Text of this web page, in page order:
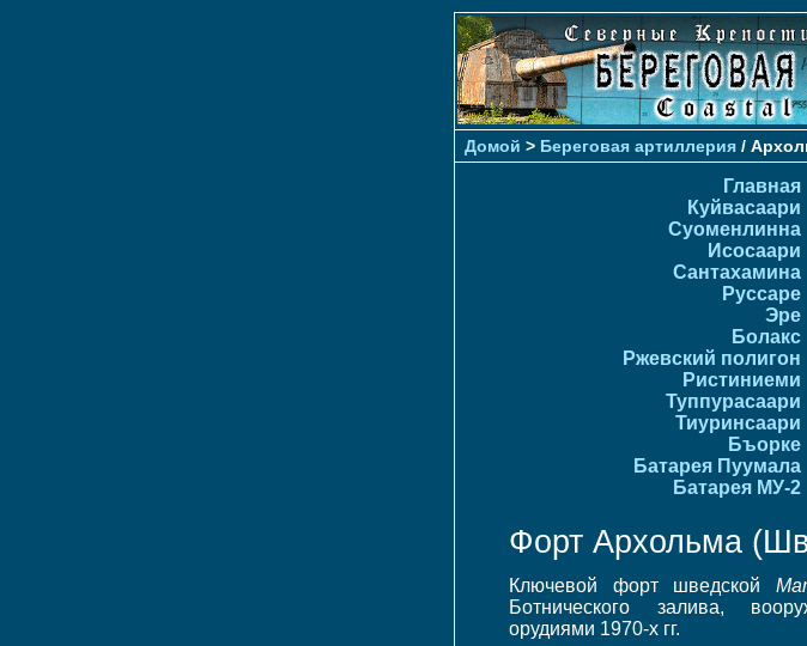
Домой > Береговая артиллерия /
Главная
Куйвасаари
Суоменлиннa
Исосаари
Сантахамина
Руссаре
Эре
Болакс
Ржевский полигон
Ристиниеми
Туппурасаари
Тиуринсаари
Бъорке
Батарея Пуумала
Батарея МУ-2
Форт Архольма
Ключевой форт шведской
Ботнического залива,
орудиями 1970-х гг.